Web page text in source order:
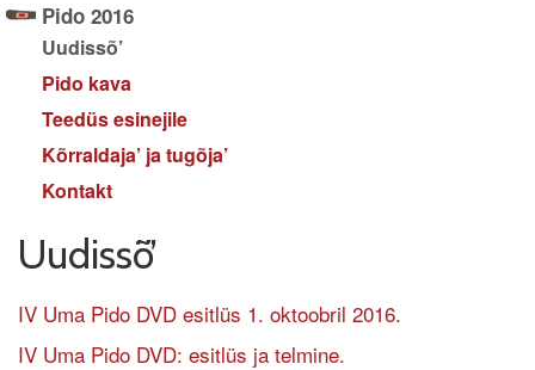
Pido 2016
Uudissõ’
Pido kava
Teedüs esinejile
Kõrraldaja’ ja tugõja’
Kontakt
Uudissõ’
IV Uma Pido DVD esitlüs 1. oktoobril 2016.
IV Uma Pido DVD: esitlüs ja telmine.